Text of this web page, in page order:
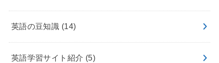
英語の豆知識 (14)
英語学習サイト紹介 (5)